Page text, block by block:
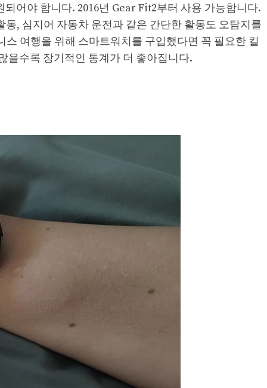
어야 합니다. 2016년 Gear Fit2부터 사용 가능합니다.
, 심지어 자동차 운전과 같은 간단한 활동도 오탐지를
여행을 위해 스마트워치를 구입했다면 꼭 필요한 킬
을수록 장기적인 통계가 더 좋아집니다.